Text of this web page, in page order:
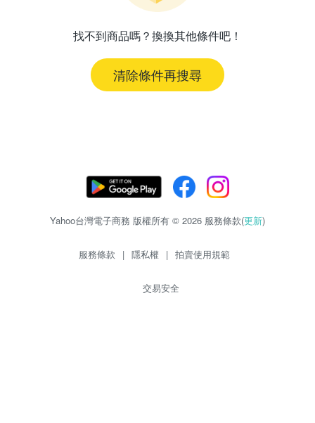
找不到商品嗎？換換其他條件吧！
清除條件再搜尋
Yahoo台灣電子商務 版權所有 © 2026 服務條款(更新)
服務條款 | 隱私權 | 拍賣使用規範
交易安全